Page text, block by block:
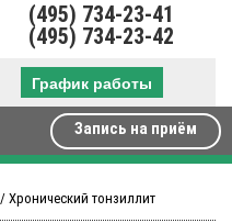
(495) 734-23-41
(495) 734-23-42
График работы
Запись на приём
/ Хронический тонзиллит